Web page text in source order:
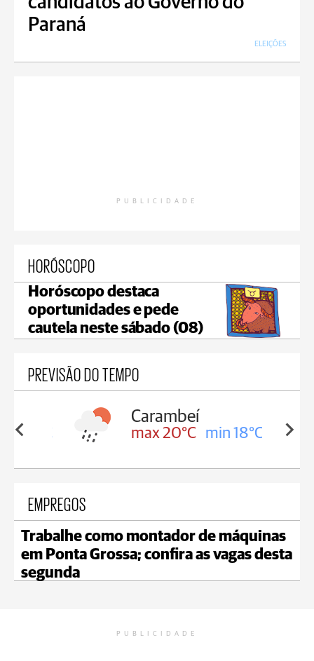
Paraná
ELEIÇÕES
PUBLICIDADE
HORÓSCOPO
Horóscopo destaca
oportunidades e pede
cautela neste sábado (08)
PREVISÃO DO TEMPO
18°C
Carambeí
max 20°C min 18°C
EMPREGOS
Trabalhe como montador de máquinas
em Ponta Grossa; confira as vagas desta
segunda
PUBLICIDADE